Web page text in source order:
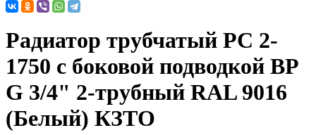
Радиатор трубчатый РС 2-
1750 с боковой подводкой ВР
G 3/4" 2-трубный RAL 9016
(Белый) КЗТО